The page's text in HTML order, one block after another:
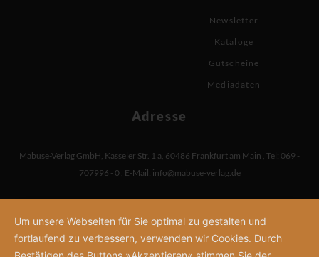
Newsletter
Kataloge
Gutscheine
Mediadaten
Adresse
Mabuse-Verlag GmbH Kasseler Str. 1 a 60486 Frankfurt am Main Tel: 069 -
707996 - 0 E-Mail: info@mabuse-verlag.de
Um unsere Webseiten für Sie optimal zu gestalten und
fortlaufend zu verbessern, verwenden wir Cookies. Durch